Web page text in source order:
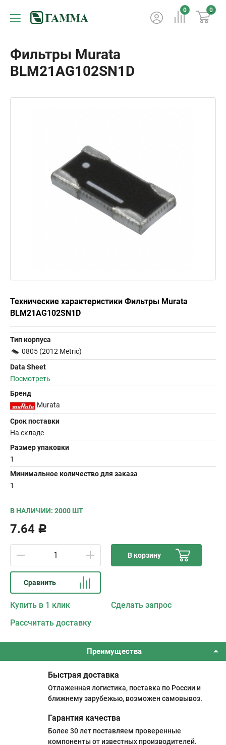
0 0
Фильтры Murata
BLM21AG102SN1D
Технические характеристики Фильтры Murata
BLM21AG102SN1D
Тип корпуса
0805 (2012 Metric)
Data Sheet
Посмотреть
Бренд
Murata
Срок поставки
На складе
Размер упаковки
1
Минимальное количество для заказа
1
В НАЛИЧИИ: 2000 ШТ
7.64 Р
В корзину
Сравнить
Купить в 1 клик
Сделать запрос
Рассчитать доставку
Преимущества
Быстрая доставка
Отлаженная логистика, поставка по России и
ближнему зарубежью, возможен самовывоз.
Гарантия качества
Более 30 лет поставляем проверенные
компоненты от известных производителей.